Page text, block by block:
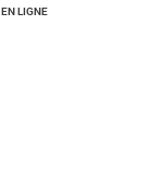
EN LIGNE